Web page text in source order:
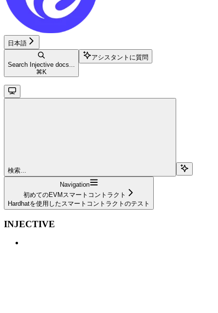
日本語
Search Injective docs...
⌘ K
アシスタントに質問
検索...
Navigation
初めてのEVMスマートコントラクト
Hardhatを使用したスマートコントラクトのテスト
INJECTIVE